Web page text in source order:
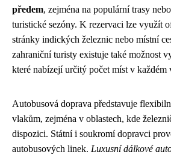
předem, zejména na populární trasy
turistické sezóny. K rezervaci lze využít
stránky indických železnic nebo místní
zahraniční turisty existuje také možnost
které nabízejí určitý počet míst v každém
Autobusová doprava představuje
vlakům, zejména v oblastech, kde
dispozici. Státní i soukromí dopravci
autobusových linek. Luxusní dálkové